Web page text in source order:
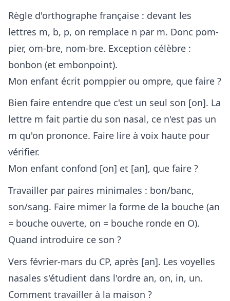
Règle d'orthographe française : devant les
lettres m, b, p, on remplace n par m. Donc pom-
pier, om-bre, nom-bre. Exception célèbre :
bonbon (et embonpoint).
Mon enfant écrit pomppier ou ompre, que faire ?
Bien faire entendre que c'est un seul son [on]. La
lettre m fait partie du son nasal, ce n'est pas un
m qu'on prononce. Faire lire à voix haute pour
vérifier.
Mon enfant confond [on] et [an], que faire ?
Travailler par paires minimales : bon/banc,
son/sang. Faire mimer la forme de la bouche (an
= bouche ouverte, on = bouche ronde en O).
Quand introduire ce son ?
Vers février-mars du CP, après [an]. Les voyelles
nasales s'étudient dans l'ordre an, on, in, un.
Comment travailler à la maison ?